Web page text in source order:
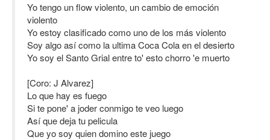
Yo tengo un flow violento, un cambio de emoción
violento
Yo estoy clasificado como uno de los más violento
Soy algo así como la ultima Coca Cola en el desierto
Yo soy el Santo Grial entre to' esto chorro 'e muerto
[Coro: J Alvarez]
Lo que hay es fuego
Si te pone' a joder conmigo te veo luego
Así que deja tu pelicula
Que yo soy quien domino este juego